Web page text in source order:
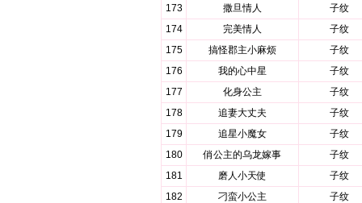
173
撒旦情人
子纹
174
完美情人
子纹
175
搞怪郡主小麻烦
子纹
176
我的心中星
子纹
177
化身公主
子纹
178
追妻大丈夫
子纹
179
追星小魔女
子纹
180
俏公主的乌龙嫁事
子纹
181
磨人小天使
子纹
182
刁蛮小公主
子纹